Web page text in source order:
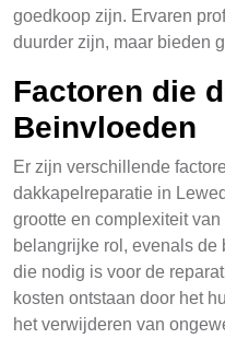
goedkoop zijn. Ervaren
duurder zijn, maar bieden
Factoren die
Beinvloeden
Er zijn verschillende
dakkapelreparatie in
grootte en complexiteit
belangrijke rol, evenals de
die nodig is voor de
kosten ontstaan door het
het verwijderen van